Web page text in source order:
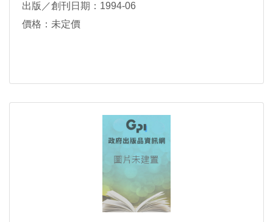
出版／創刊日期：1994-06
價格：未定價